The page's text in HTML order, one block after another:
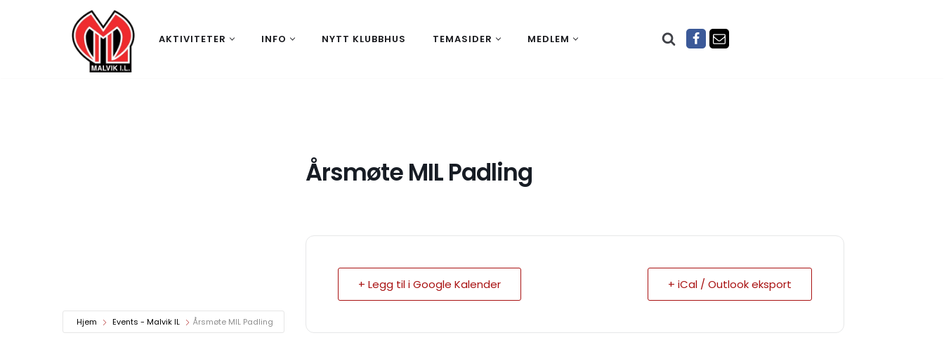
AKTIVITETER INFO NYTT KLUBBHUS TEMASIDER MEDLEM
Hjem Events - Malvik IL Årsmøte MIL Padling
Årsmøte MIL Padling
+ Legg til i Google Kalender + iCal / Outlook eksport